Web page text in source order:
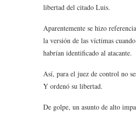
libertad del citado Luis.
Aparentemente se hizo
la versión de las víctimas
habrían identificado al atacante.
Así, para el juez de control no
Y ordenó su libertad.
De golpe, un asunto de alto